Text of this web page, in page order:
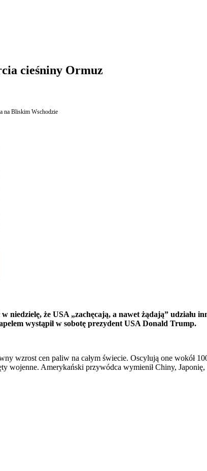
cieśniny Ormuz
na Bliskim Wschodzie
niedzielę, że USA „zachęcają, a nawet żądają”
wystąpił w sobotę prezydent USA Donald Trump.
wzrost cen paliw na całym świecie. Oscylują one wokół
wojenne. Amerykański przywódca wymienił Chiny,